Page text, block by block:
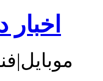
اخبار